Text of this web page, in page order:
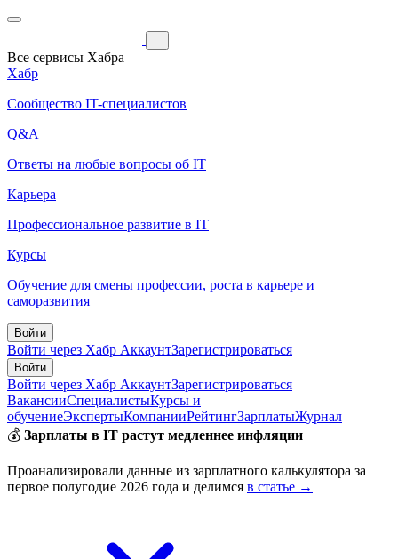
Все сервисы Хабра
Хабр
Сообщество IT-специалистов
Q&A
Ответы на любые вопросы об IT
Карьера
Профессиональное развитие в IT
Курсы
Обучение для смены профессии, роста в карьере и
саморазвития
Войти
Войти через Хабр АккаунтЗарегистрироваться
Войти
Войти через Хабр АккаунтЗарегистрироваться
ВакансииСпециалистыКурсы и
обучениеЭкспертыКомпанииРейтингЗарплатыЖурнал
💰 Зарплаты в IT растут медленнее инфляции
Проанализировали данные из зарплатного калькулятора за
первое полугодие 2026 года и делимся в статье →